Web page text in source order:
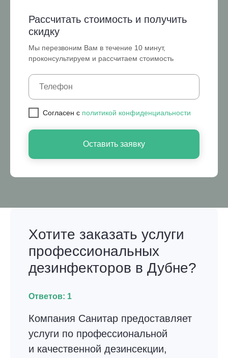
Рассчитать стоимость и получить
скидку
Мы перезвоним Вам в течение 10 минут,
проконсультируем и рассчитаем стоимость
Cогласен с политикой конфиденциальности
Оставить заявку
Хотите заказать услуги
профессиональных
дезинфекторов в Дубне?
Ответов: 1
Компания Санитар предоставляет
услуги по профессиональной
и качественной дезинсекции,